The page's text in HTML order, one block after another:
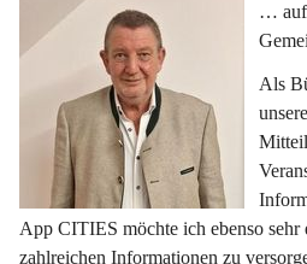
… auf
Als
App CITIES möchte ich ebenso sehr
zahlreichen Informationen zu